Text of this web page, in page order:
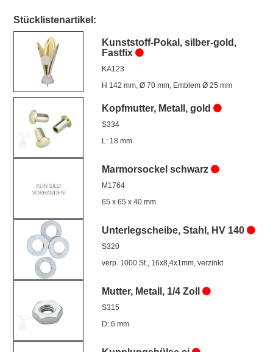
Stücklistenartikel:
Kunststoff-Pokal, silber-gold,
Fastfix
KA123
H 142 mm, Ø 70 mm, Emblem Ø 25 mm
Kopfmutter, Metall, gold
S334
L: 18 mm
Marmorsockel schwarz
M1764
65 x 65 x 40 mm
Unterlegscheibe, Stahl, HV 140
S320
verp. 1000 St., 16x8,4x1mm, verzinkt
Mutter, Metall, 1/4 Zoll
S315
D: 6 mm